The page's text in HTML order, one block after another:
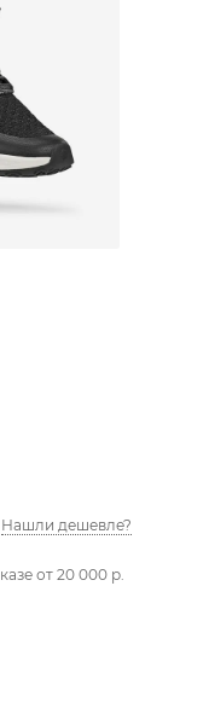
Нашли дешевле?
от 20 000 р.